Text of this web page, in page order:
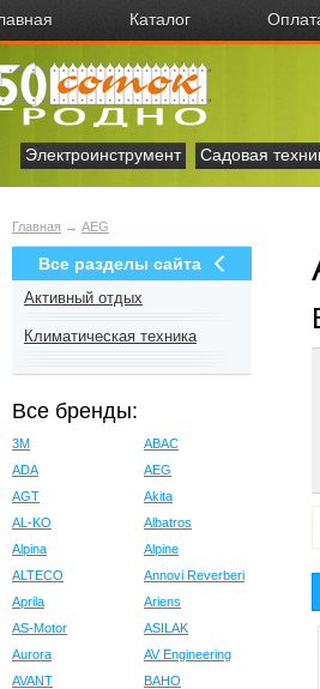
Каталог
Электроинструмент Садовая
Главная → AEG
Все разделы сайта
Активный отдых
Климатическая техника
Все бренды:
3M
ABAC
ADA
AEG
AGT
Akita
AL-KO
Albatros
Alpina
Alpine
ALTECO
Annovi Reverberi
Aprila
Ariens
AS-Motor
ASILAK
Aurora
AV Engineering
AVANT
BAHO